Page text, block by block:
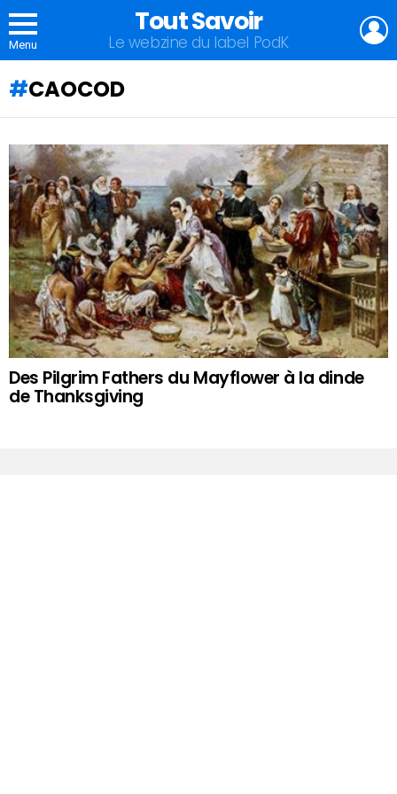
Menu
Tout Savoir
Le webzine du label PodK
CAOCOD
QU'ALLEZ-
VOUS
APPRENDRE
AUJOURD'HUI
?
Des Pilgrim Fathers du Mayflower à la dinde
de Thanksgiving